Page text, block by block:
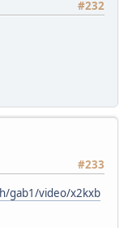
#232
#233
gab1/video/x2kxb